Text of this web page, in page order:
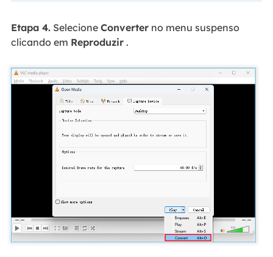
Etapa 4.Selecione Converterno menu suspenso
clicando em Reproduzir.